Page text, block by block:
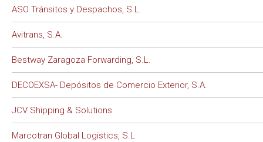
ASO Tránsitos y Despachos, S.L.
Avitrans, S.A.
Bestway Zaragoza Forwarding, S.L.
DECOEXSA- Depósitos de Comercio Exterior, S.A.
JCV Shipping & Solutions
Marcotran Global Logistics, S.L.